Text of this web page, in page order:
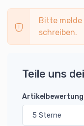
Bitte melde
schreiben.
Teile uns
Artikelbewertung